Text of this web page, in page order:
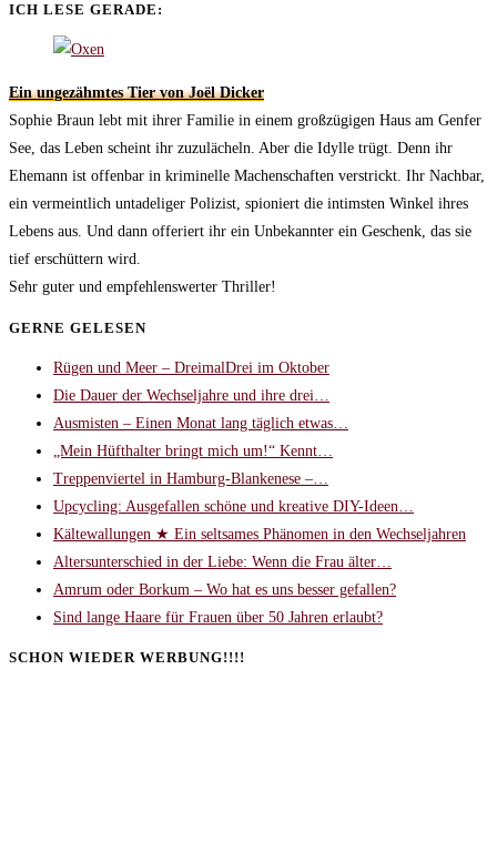
ICH LESE GERADE:
Ein ungezähmtes Tier von Joël Dicker
Sophie Braun lebt mit ihrer Familie in einem großzügigen Haus am Genfer
See, das Leben scheint ihr zuzulächeln. Aber die Idylle trügt. Denn ihr
Ehemann ist offenbar in kriminelle Machenschaften verstrickt. Ihr Nachbar,
ein vermeintlich untadeliger Polizist, spioniert die intimsten Winkel ihres
Lebens aus. Und dann offeriert ihr ein Unbekannter ein Geschenk, das sie
tief erschüttern wird.
Sehr guter und empfehlenswerter Thriller!
GERNE GELESEN
Rügen und Meer – DreimalDrei im Oktober
Die Dauer der Wechseljahre und ihre drei…
Ausmisten – Einen Monat lang täglich etwas…
„Mein Hüfthalter bringt mich um!“ Kennt…
Treppenviertel in Hamburg-Blankenese –…
Upcycling: Ausgefallen schöne und kreative DIY-Ideen…
Kältewallungen ★ Ein seltsames Phänomen in den Wechseljahren
Altersunterschied in der Liebe: Wenn die Frau älter…
Amrum oder Borkum – Wo hat es uns besser gefallen?
Sind lange Haare für Frauen über 50 Jahren erlaubt?
SCHON WIEDER WERBUNG!!!!